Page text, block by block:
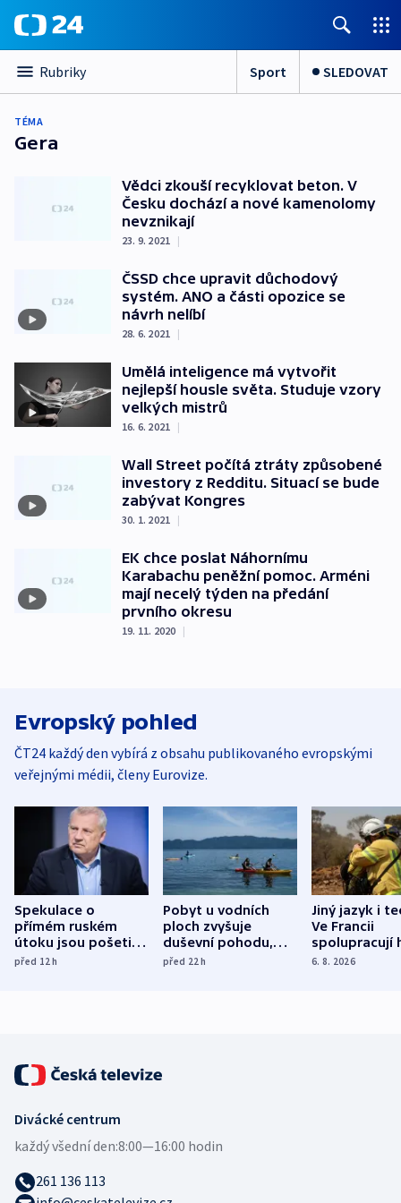
Rubriky Sport SLEDOVAT
TÉMA
Gera
Vědci zkouší recyklovat beton. V
Česku dochází a nové kamenolomy
nevznikají
23. 9. 2021 |
ČSSD chce upravit důchodový
systém. ANO a části opozice se
návrh nelíbí
28. 6. 2021 |
Umělá inteligence má vytvořit
nejlepší housle světa. Studuje vzory
velkých mistrů
16. 6. 2021 |
Wall Street počítá ztráty způsobené
investory z Redditu. Situací se bude
zabývat Kongres
30. 1. 2021 |
EK chce poslat Náhornímu
Karabachu peněžní pomoc. Arméni
mají necelý týden na předání
prvního okresu
19. 11. 2020 |
Evropský pohled
ČT24 každý den vybírá z obsahu publikovaného evropskými
veřejnými médii, členy Eurovize.
Spekulace o
přímém ruském
útoku jsou pošetilé,
míní estonský
před 12h
Pobyt u vodních
ploch zvyšuje
duševní pohodu,
ukázala
před 22h
Jiný jazyk i
Ve Francii
spolupracují
různých zemí
6. 8. 2026
Divácké centrum
každý všední den:8:00—16:00 hodin
261 136 113